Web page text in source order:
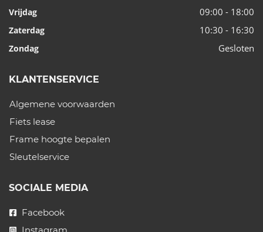
Vrijdag 09:00 - 18:00
Zaterdag 10:30 - 16:30
Zondag Gesloten
KLANTENSERVICE
Algemene voorwaarden
Fiets lease
Frame hoogte bepalen
Sleutelservice
SOCIALE MEDIA
Facebook